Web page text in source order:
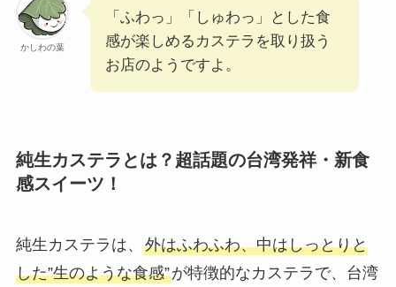
かしわの葉
「ふわっ」「しゅわっ」とした食
感が楽しめるカステラを取り扱う
お店のようですよ。
純生カステラとは？超話題の台湾発祥・新食
感スイーツ！
純生カステラは、 外はふわふわ、中はしっとりと
した”生のような食感”が特徴的なカステラで、台湾